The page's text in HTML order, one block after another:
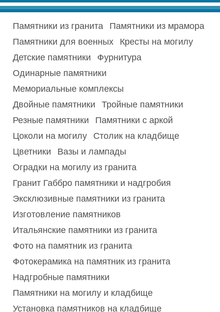
Памятники из гранита
Памятники из мрамора
Памятники для военных
Кресты на могилу
Детские памятники
Фурнитура
Одинарные памятники
Мемориальные комплексы
Двойные памятники
Тройные памятники
Резные памятники
Памятники с аркой
Цоколи на могилу
Столик на кладбище
Цветники
Вазы и лампады
Оградки на могилу из гранита
Гранит Габбро памятники и надгробия
Эксклюзивные памятники из гранита
Изготовление памятников
Итальянские памятники из гранита
Фото на памятник из гранита
Фотокерамика на памятник из гранита
Надгробные памятники
Памятники на могилу и кладбище
Установка памятников на кладбище